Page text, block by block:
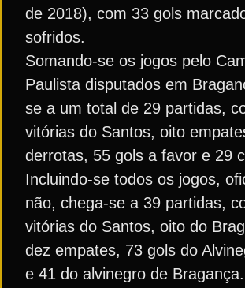
de 2018), com 33 gols
sofridos.
Somando-se os jogos pelo
Paulista disputados em
se a um total de 29 partidas,
vitórias do Santos, oito
derrotas, 55 gols a favor e 29
Incluindo-se todos os jogos,
não, chega-se a 39 partidas,
vitórias do Santos, oito do
dez empates, 73 gols do
e 41 do alvinegro de Bragança.